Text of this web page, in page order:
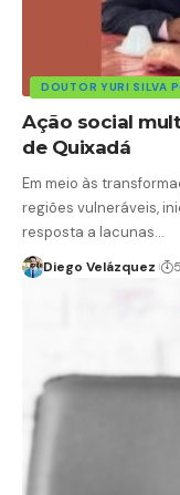
DOUTOR YURI SILVA
Ação social
de Quixadá
Em meio às
regiões vulneráveis,
resposta a lacunas…
Diego Velázquez